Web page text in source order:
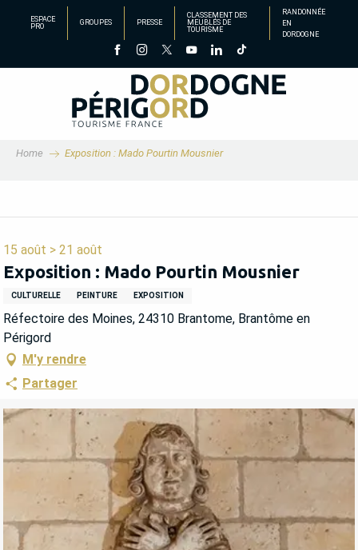
principal
ESPACE
PRO
GROUPES PRESSE
CLASSEMENT DES
MEUBLÉS DE
TOURISME
RANDONNÉE
EN
DORDOGNE
Home Exposition : Mado Pourtin Mousnier
15 août > 21 août
Exposition : Mado Pourtin Mousnier
CULTURELLE PEINTURE EXPOSITION
Réfectoire des Moines, 24310 Brantome, Brantôme en
Périgord
M'y rendre
Partager